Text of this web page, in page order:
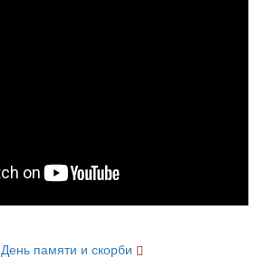
День памяти и скорби